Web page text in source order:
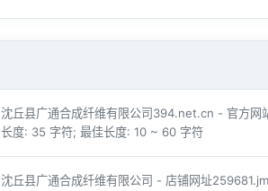
沈丘县广通合成纤维有限公司394.net.cn - 官方网
长度: 35 字符; 最佳长度: 10 ~ 60 字符
沈丘县广通合成纤维有限公司 - 店铺网址